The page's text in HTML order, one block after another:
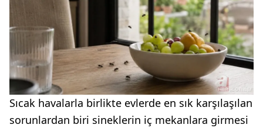
Sıcak havalarla birlikte evlerde en sık karşılaşılan
sorunlardan biri sineklerin iç mekanlara girmesi